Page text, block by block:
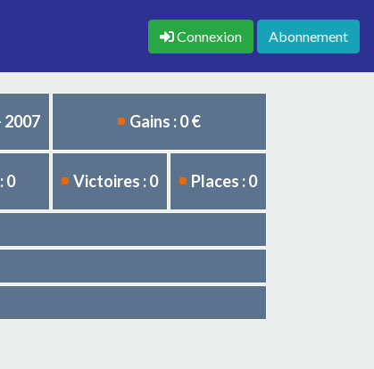
Connexion Abonnement
2007 Gains : 0 €
0 Victoires : 0 Places : 0